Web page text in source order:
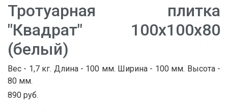
Тротуарная плитка
"Квадрат" 100х100х80
(белый)
Вес - 1,7 кг. Длина - 100 мм. Ширина - 100 мм. Высота -
80 мм.
890 руб.